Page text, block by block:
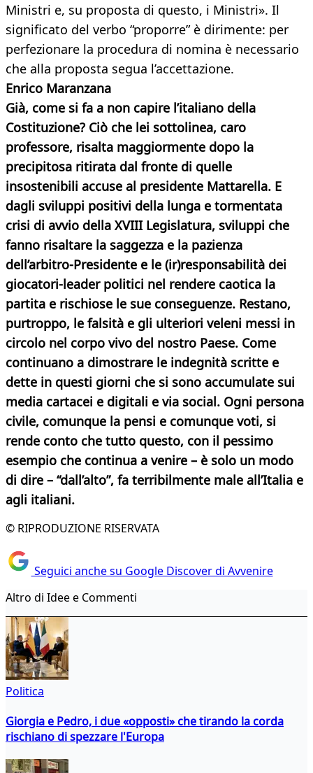
Ministri e, su proposta di questo, i Ministri». Il
significato del verbo “proporre” è dirimente: per
perfezionare la procedura di nomina è necessario
che alla proposta segua l’accettazione.
Enrico Maranzana
Già, come si fa a non capire l’italiano della
Costituzione? Ciò che lei sottolinea, caro
professore, risalta maggiormente dopo la
precipitosa ritirata dal fronte di quelle
insostenibili accuse al presidente Mattarella. E
dagli sviluppi positivi della lunga e tormentata
crisi di avvio della XVIII Legislatura, sviluppi che
fanno risaltare la saggezza e la pazienza
dell’arbitro-Presidente e le (ir)responsabilità dei
giocatori-leader politici nel rendere caotica la
partita e rischiose le sue conseguenze. Restano,
purtroppo, le falsità e gli ulteriori veleni messi in
circolo nel corpo vivo del nostro Paese. Come
continuano a dimostrare le indegnità scritte e
dette in questi giorni che si sono accumulate sui
media cartacei e digitali e via social. Ogni persona
civile, comunque la pensi e comunque voti, si
rende conto che tutto questo, con il pessimo
esempio che continua a venire – è solo un modo
di dire – “dall’alto”, fa terribilmente male all’Italia e
agli italiani.
© RIPRODUZIONE RISERVATA
Seguici anche su Google Discover di Avvenire
Altro di Idee e Commenti
Politica
Giorgia e Pedro, i due «opposti» che tirando la corda
rischiano di spezzare l'Europa